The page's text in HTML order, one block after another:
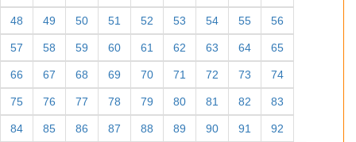
48 49 50 51 52 53 54 55 56
57 58 59 60 61 62 63 64 65
66 67 68 69 70 71 72 73 74
75 76 77 78 79 80 81 82 83
84 85 86 87 88 89 90 91 92